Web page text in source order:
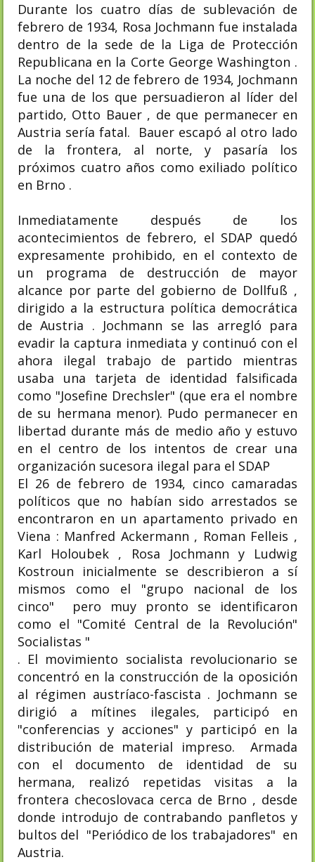
Durante los cuatro días de sublevación de
febrero de 1934, Rosa Jochmann fue instalada
dentro de la sede de la Liga de Protección
Republicana en la Corte George Washington .
La noche del 12 de febrero de 1934, Jochmann
fue una de los que persuadieron al líder del
partido, Otto Bauer , de que permanecer en
Austria sería fatal. Bauer escapó al otro lado
de la frontera, al norte, y pasaría los
próximos cuatro años como exiliado político
en Brno .
Inmediatamente después de los
acontecimientos de febrero, el SDAP quedó
expresamente prohibido, en el contexto de
un programa de destrucción de mayor
alcance por parte del gobierno de Dollfuß ,
dirigido a la estructura política democrática
de Austria . Jochmann se las arregló para
evadir la captura inmediata y continuó con el
ahora ilegal trabajo de partido mientras
usaba una tarjeta de identidad falsificada
como "Josefine Drechsler" (que era el nombre
de su hermana menor). Pudo permanecer en
libertad durante más de medio año y estuvo
en el centro de los intentos de crear una
organización sucesora ilegal para el SDAP
El 26 de febrero de 1934, cinco camaradas
políticos que no habían sido arrestados se
encontraron en un apartamento privado en
Viena : Manfred Ackermann , Roman Felleis ,
Karl Holoubek , Rosa Jochmann y Ludwig
Kostroun inicialmente se describieron a sí
mismos como el "grupo nacional de los
cinco" pero muy pronto se identificaron
como el "Comité Central de la Revolución"
Socialistas "
. El movimiento socialista revolucionario se
concentró en la construcción de la oposición
al régimen austríaco-fascista . Jochmann se
dirigió a mítines ilegales, participó en
"conferencias y acciones" y participó en la
distribución de material impreso. Armada
con el documento de identidad de su
hermana, realizó repetidas visitas a la
frontera checoslovaca cerca de Brno , desde
donde introdujo de contrabando panfletos y
bultos del "Periódico de los trabajadores" en
Austria.